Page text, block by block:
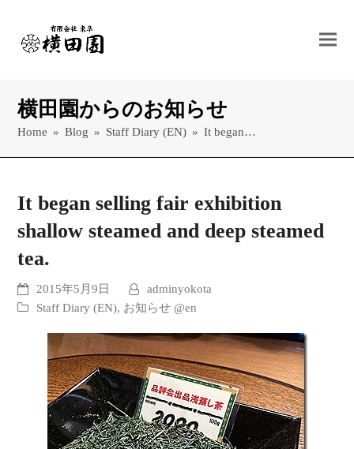
横田園からのお知らせ
Home » Blog » Staff Diary (EN) » It began…
It began selling fair exhibition
shallow steamed and deep steamed
tea.
2015年5月9日
adminyokota
Staff Diary (EN), お知らせ @en